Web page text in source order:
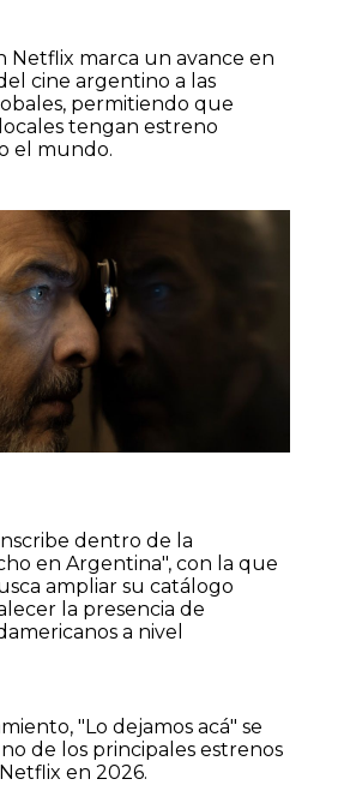
Netflix marca un avance en
cine argentino a las
permitiendo que
tengan estreno
el mundo.
dentro de la
en Argentina", con la que
ampliar su catálogo
la presencia de
a nivel
"Lo dejamos acá" se
de los principales estrenos
en 2026.